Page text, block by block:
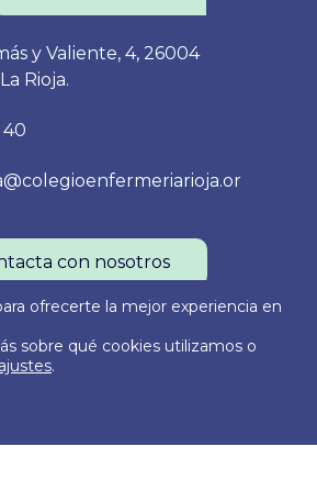
y Valiente, 4, 26004
Rioja.
40
con nosotros
Política de Cookies
ofrecerte la mejor experiencia en
sobre qué cookies utilizamos o
ajustes.